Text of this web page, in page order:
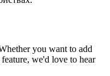
you want to add
we'd love to hear